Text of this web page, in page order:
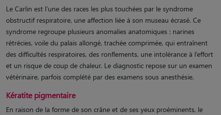
Le Carlin est l’une des races les plus touchées par le syndrome
obstructif respiratoire, une affection liée à son museau écrasé. Ce
syndrome regroupe plusieurs anomalies anatomiques : narines
rétrécies, voile du palais allongé, trachée comprimée, qui entraînent
des difficultés respiratoires, des ronflements, une intolérance à l’effort
et un risque de coup de chaleur. Le diagnostic repose sur un examen
vétérinaire, parfois complété par des examens sous anesthésie.
Kératite pigmentaire
En raison de la forme de son crâne et de ses yeux proéminents, le